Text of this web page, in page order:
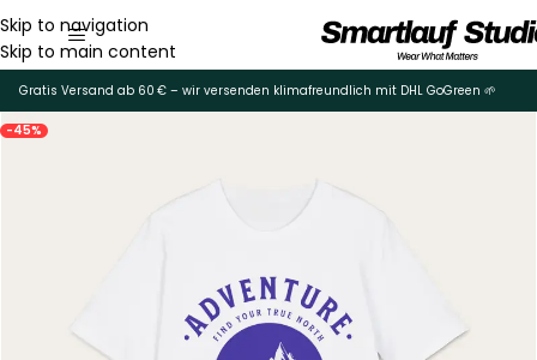
Skip to navigation
Skip to main content
Gratis Versand ab 60 € – wir versenden klimafreundlich mit DHL GoGreen 🌱
-45%